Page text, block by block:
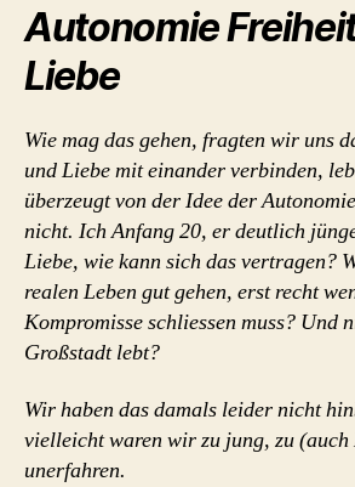
Autonomie
Liebe
Wie mag das gehen, fragten wir uns
und Liebe mit einander verbinden,
überzeugt von der Idee der
nicht. Ich Anfang 20, er deutlich
Liebe, wie kann sich das vertragen?
realen Leben gut gehen, erst recht
Kompromisse schliessen muss? Und
Großstadt lebt?
Wir haben das damals leider nicht
vielleicht waren wir zu jung, zu (auch
unerfahren.